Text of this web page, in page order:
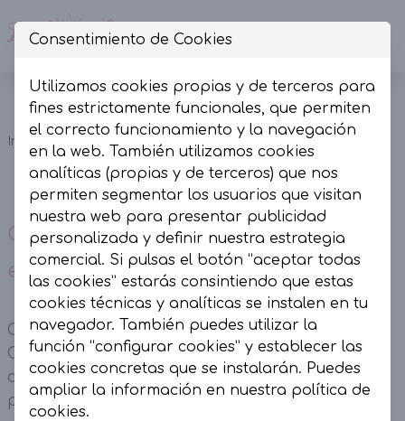
Inicio Conjuntos
Conjunto
chaqueta y
pantalón
Conjunto chaqueta y pantalón
encaje blanco
Conjunto chaqueta y pantalón encaje blanco.
Chaqueta corte recto y over con botonadura
central. Pantalones engomado en cintura de
pata ancha y bolsillos laterales.
Consentimiento de Cookies
Utilizamos cookies propias y de terceros para
fines estrictamente funcionales, que permiten
el correcto funcionamiento y la navegación
en la web. También utilizamos cookies
analíticas (propias y de terceros) que nos
permiten segmentar los usuarios que visitan
nuestra web para presentar publicidad
personalizada y definir nuestra estrategia
comercial. Si pulsas el botón “aceptar todas
las cookies” estarás consintiendo que estas
cookies técnicas y analíticas se instalen en tu
navegador. También puedes utilizar la
función “configurar cookies” y establecer las
cookies concretas que se instalarán. Puedes
ampliar la información en nuestra política de
cookies.